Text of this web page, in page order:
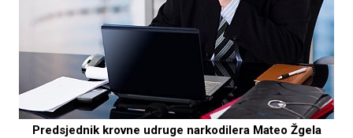
Predsjednik krovne udruge narkodilera Mateo Žgela